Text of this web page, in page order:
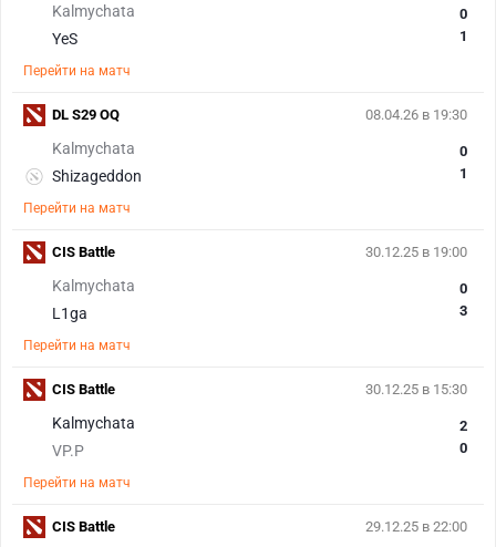
Kalmychata
YeS
0
1
Перейти на матч
08.04.26 в 19:30
Kalmychata
Shizageddon
0
1
Перейти на матч
DL S29 OQ
30.12.25 в 19:00
Kalmychata
L1ga
0
3
Перейти на матч
CIS Battle
30.12.25 в 15:30
Kalmychata
VP.P
2
0
Перейти на матч
CIS Battle
29.12.25 в 22:00
CIS Battle